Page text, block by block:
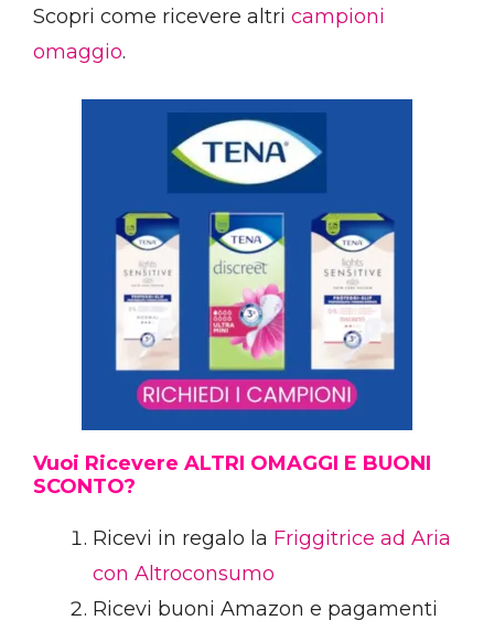
Scopri come ricevere altri campioni
omaggio.
Vuoi Ricevere ALTRI OMAGGI E BUONI
SCONTO?
Ricevi in regalo la Friggitrice ad Aria
con Altroconsumo
Ricevi buoni Amazon e pagamenti